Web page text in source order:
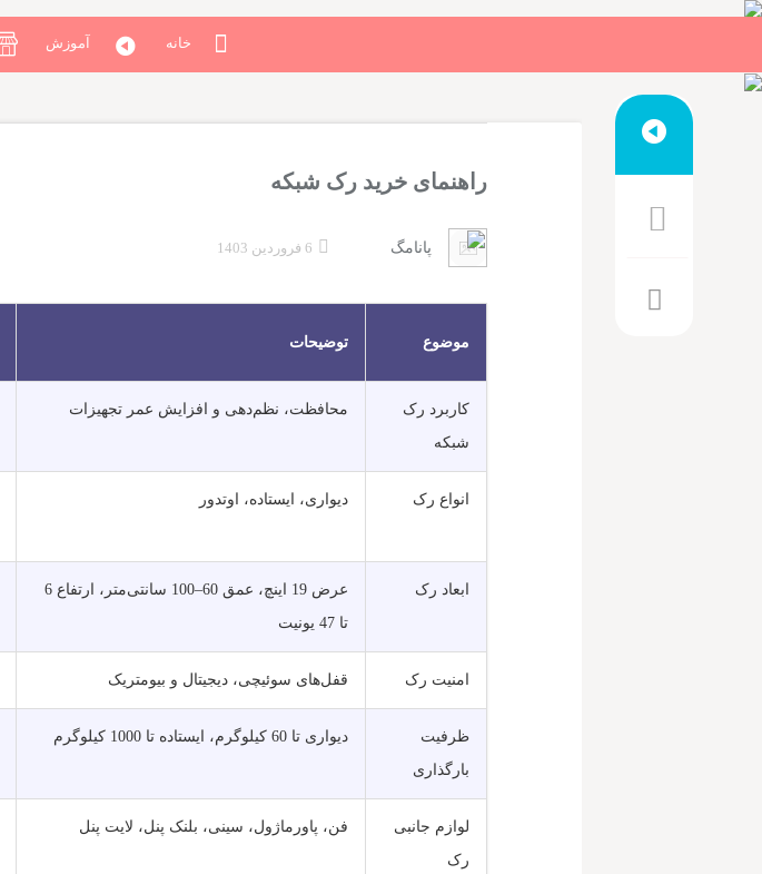
خانه آموزش
راهنمای خرید رک شبکه
پانامگ 6 فروردین 1403
موضوع توضیحات
کاربرد رک
شبکه
محافظت، نظم‌دهی و افزایش عمر تجهیزات
انواع رک دیواری، ایستاده، اوتدور
ابعاد رک
عرض 19 اینچ، عمق 60–100 سانتی‌متر، ارتفاع 6
تا 47 یونیت
امنیت رک قفل‌های سوئیچی، دیجیتال و بیومتریک
ظرفیت
بارگذاری
دیواری تا 60 کیلوگرم، ایستاده تا 1000 کیلوگرم
لوازم جانبی
رک
فن، پاورماژول، سینی، بلنک پنل، لایت پنل